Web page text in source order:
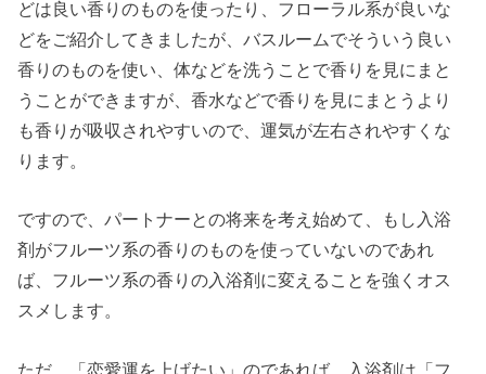
どは良い香りのものを使ったり、フローラル系が良いな
どをご紹介してきましたが、バスルームでそういう良い
香りのものを使い、体などを洗うことで香りを見にまと
うことができますが、香水などで香りを見にまとうより
も香りが吸収されやすいので、運気が左右されやすくな
ります。
ですので、パートナーとの将来を考え始めて、もし入浴
剤がフルーツ系の香りのものを使っていないのであれ
ば、フルーツ系の香りの入浴剤に変えることを強くオス
スメします。
ただ、「恋愛運を上げたい」のであれば、入浴剤は「フ